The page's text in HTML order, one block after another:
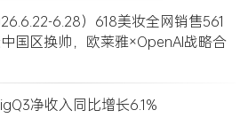
6.28）618美妆全网销售561
国区换帅，欧莱雅×OpenAI战略合
净收入同比增长6.1%